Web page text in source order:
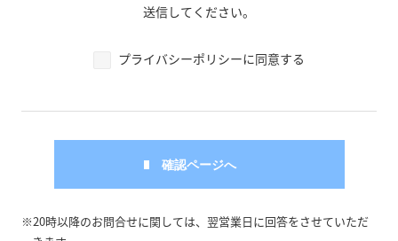
送信してください。
プライバシーポリシーに同意する
※20時以降のお問合せに関しては、翌営業日に回答をさせていただ